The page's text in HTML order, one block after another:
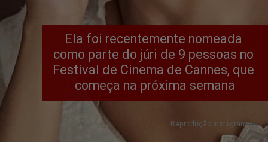
Ela foi recentemente nomeada
como parte do júri de 9 pessoas no
Festival de Cinema de Cannes, que
começa na próxima semana
Reprodução Instagram